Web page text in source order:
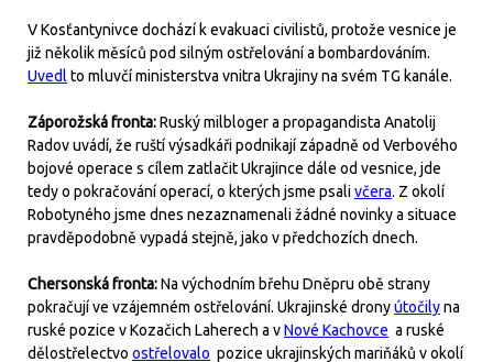
V Kosťantynivce dochází k evakuaci civilistů, protože vesnice je
již několik měsíců pod silným ostřelování a bombardováním.
Uvedl to mluvčí ministerstva vnitra Ukrajiny na svém TG kanále.
Záporožská fronta:Ruský milbloger a propagandista Anatolij
Radov uvádí, že ruští výsadkáři podnikají západně od Verbového
bojové operace s cílem zatlačit Ukrajince dále od vesnice, jde
tedy o pokračování operací, o kterých jsme psalivčera. Z okolí
Robotyného jsme dnes nezaznamenali žádné novinky a situace
pravděpodobně vypadá stejně, jako v předchozích dnech.
Chersonská fronta:Na východním břehu Dněpru obě strany
pokračují ve vzájemném ostřelování. Ukrajinské dronyútočilyna
ruské pozice v Kozačich Laherech a vNové Kachovce a ruské
dělostřelectvo ostřelovalo pozice ukrajinských mariňáků v okolí